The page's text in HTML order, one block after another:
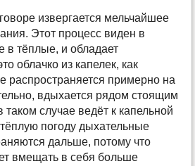
извергается мельчайшее
Этот процесс виден в
в тёплые, и обладает
облачко из капелек, как
распространяется примерно на
вдыхается рядом стоящим
таком случае ведёт к капельной
погоду дыхательные
дальше, потому что
вмещать в себя больше